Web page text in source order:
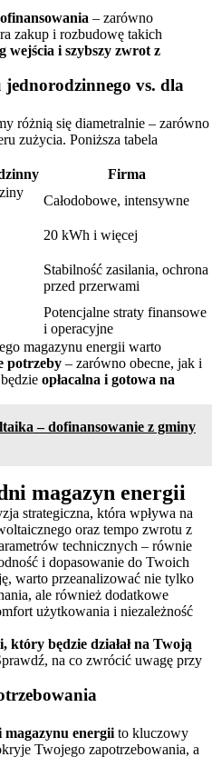
– zarówno
zakup i rozbudowę takich
wejścia i szybszy zwrot z
vs. dla
różnią się diametralnie – zarówno
zużycia. Poniższa tabela
Firma
Całodobowe, intensywne
20 kWh i więcej
Stabilność zasilania, ochrona
przed przerwami
Potencjalne straty finansowe
i operacyjne
magazynu energii warto
potrzeby – zarówno obecne, jak i
opłacalna i gotowa na
– dofinansowanie z gminy
magazyn energii
strategiczna, która wpływa na
oraz tempo zwrotu z
technicznych – równie
i dopasowanie do Twoich
warto przeanalizować nie tylko
ale również dodatkowe
użytkowania i niezależność
który będzie działał na Twoją
na co zwrócić uwagę przy
magazynu energii to kluczowy
Twojego zapotrzebowania, a